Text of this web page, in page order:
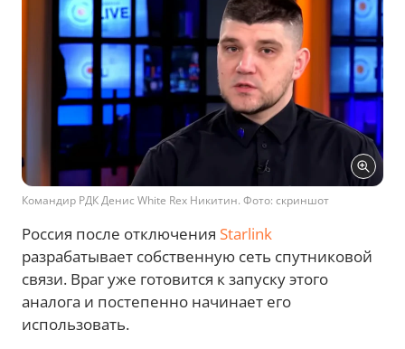
Командир РДК Денис White Rex Никитин. Фото: скриншот
Россия после отключения Starlink
разрабатывает собственную сеть спутниковой
связи. Враг уже готовится к запуску этого
аналога и постепенно начинает его
использовать.